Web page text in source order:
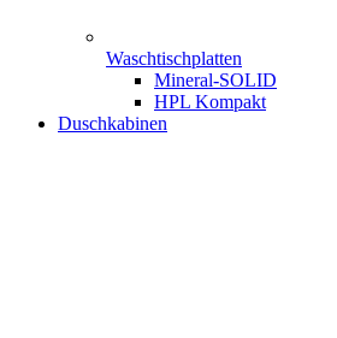
Waschtischplatten
Mineral-SOLID
HPL Kompakt
Duschkabinen